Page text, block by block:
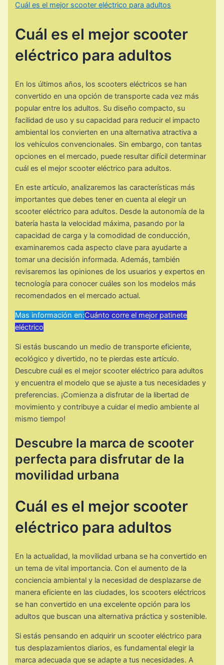
Cuál es el mejor scooter eléctrico para adultos
Cuál es el mejor scooter
eléctrico para adultos
En los últimos años, los scooters eléctricos se han
convertido en una opción de transporte cada vez más
popular entre los adultos. Su diseño compacto, su
facilidad de uso y su capacidad para reducir el impacto
ambiental los convierten en una alternativa atractiva a
los vehículos convencionales. Sin embargo, con tantas
opciones en el mercado, puede resultar difícil determinar
cuál es el mejor scooter eléctrico para adultos.
En este artículo, analizaremos las características más
importantes que debes tener en cuenta al elegir un
scooter eléctrico para adultos. Desde la autonomía de la
batería hasta la velocidad máxima, pasando por la
capacidad de carga y la comodidad de conducción,
examinaremos cada aspecto clave para ayudarte a
tomar una decisión informada. Además, también
revisaremos las opiniones de los usuarios y expertos en
tecnología para conocer cuáles son los modelos más
recomendados en el mercado actual.
Mas información en:Cuánto corre el mejor patinete
eléctrico
Si estás buscando un medio de transporte eficiente,
ecológico y divertido, no te pierdas este artículo.
Descubre cuál es el mejor scooter eléctrico para adultos
y encuentra el modelo que se ajuste a tus necesidades y
preferencias. ¡Comienza a disfrutar de la libertad de
movimiento y contribuye a cuidar el medio ambiente al
mismo tiempo!
Descubre la marca de scooter
perfecta para disfrutar de la
movilidad urbana
Cuál es el mejor scooter
eléctrico para adultos
En la actualidad, la movilidad urbana se ha convertido en
un tema de vital importancia. Con el aumento de la
conciencia ambiental y la necesidad de desplazarse de
manera eficiente en las ciudades, los scooters eléctricos
se han convertido en una excelente opción para los
adultos que buscan una alternativa práctica y sostenible.
Si estás pensando en adquirir un scooter eléctrico para
tus desplazamientos diarios, es fundamental elegir la
marca adecuada que se adapte a tus necesidades. A